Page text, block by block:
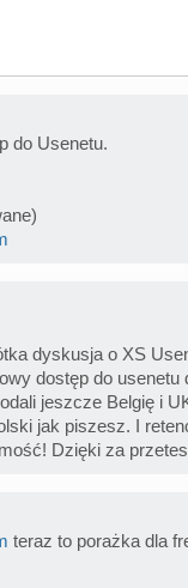
do Usenetu.
dyskusja o XS
dostęp do usenetu
jeszcze Belgię i
jak piszesz. I
Dzięki za
teraz to porażka dla